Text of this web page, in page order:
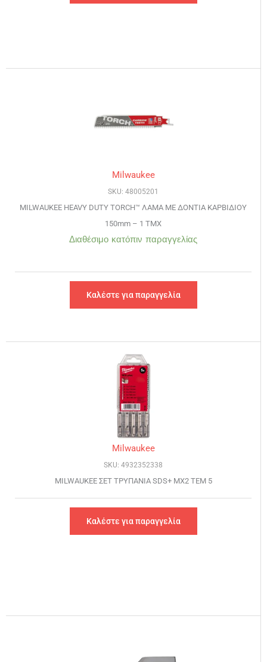
Milwaukee
SKU: 48005201
MILWAUKEE HEAVY DUTY TORCH™ ΛΑΜΑ ΜΕ ΔΟΝΤΙΑ ΚΑΡΒΙΔΙΟΥ
150mm – 1 TMX
Διαθέσιμο κατόπιν παραγγελίας
Καλέστε για παραγγελία
Milwaukee
SKU: 4932352338
MILWAUKEE ΣΕΤ ΤΡΥΠΑΝΙΑ SDS+ MX2 ΤΕΜ 5
Καλέστε για παραγγελία